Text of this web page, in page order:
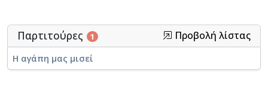
Παρτιτούρες 1 Προβολή λίστας
Η αγάπη μας μισεί